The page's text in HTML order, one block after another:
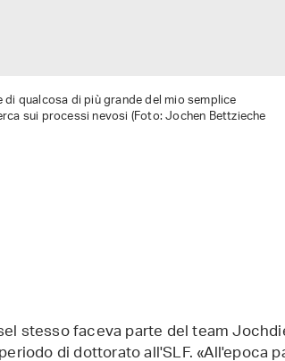
qualcosa di più grande del mio semplice
sui processi nevosi (Foto: Jochen Bettzieche
stesso faceva parte del team
di dottorato all'SLF. «All'epoca